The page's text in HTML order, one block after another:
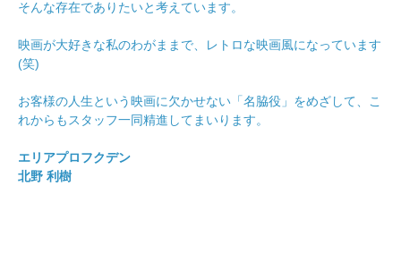
そんな存在でありたいと考えています。
映画が大好きな私のわがままで、レトロな映画風になっています
(笑)
お客様の人生という映画に欠かせない「名脇役」をめざして、こ
れからもスタッフ一同精進してまいります。
エリアプロフクデン
北野 利樹